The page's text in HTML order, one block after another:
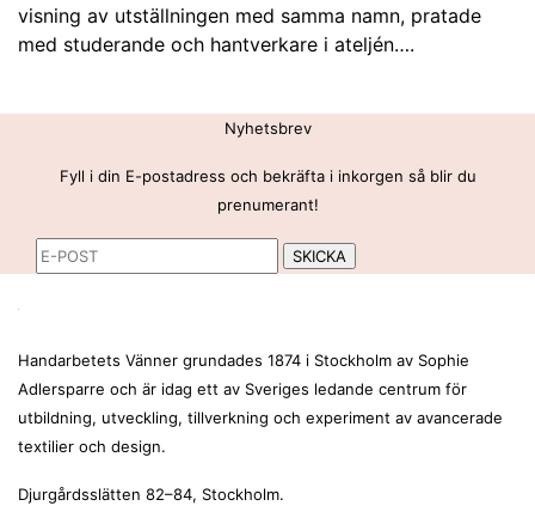
visning av utställningen med samma namn, pratade
med studerande och hantverkare i ateljén….
Nyhetsbrev
Fyll i din E-postadress och bekräfta i inkorgen så blir du
prenumerant!
Handarbetets Vänner grundades 1874 i Stockholm av Sophie
Adlersparre och är idag ett av Sveriges ledande centrum för
utbildning, utveckling, tillverkning och experiment av avancerade
textilier och design.
Djurgårdsslätten 82–84, Stockholm.